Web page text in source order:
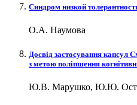
Cиндром низкой
О.А. Наумова
Досвід застосування капсул
з метою поліпшення
Ю.В. Марушко, Ю.Ю.